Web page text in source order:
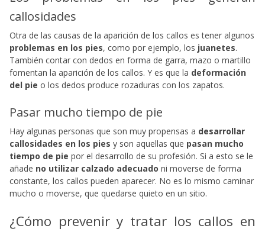
callosidades
Otra de las causas de la aparición de los callos es tener algunos
problemas en los pies, como por ejemplo, los juanetes.
También contar con dedos en forma de garra, mazo o martillo
fomentan la aparición de los callos. Y es que la deformación
del pie o los dedos produce rozaduras con los zapatos.
Pasar mucho tiempo de pie
Hay algunas personas que son muy propensas a desarrollar
callosidades en los pies y son aquellas que pasan mucho
tiempo de pie por el desarrollo de su profesión. Si a esto se le
añade no utilizar calzado adecuado ni moverse de forma
constante, los callos pueden aparecer. No es lo mismo caminar
mucho o moverse, que quedarse quieto en un sitio.
¿Cómo prevenir y tratar los callos en